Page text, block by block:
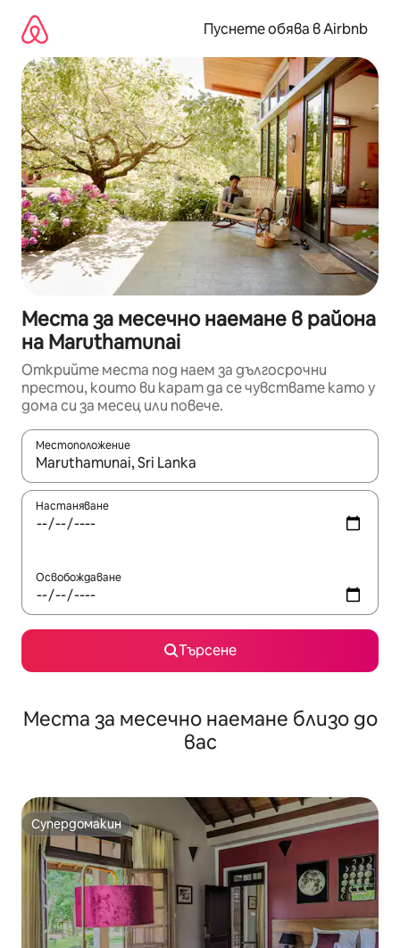
съдържанието
Пуснете обява в Airbnb
Места за месечно наемане в района
на Maruthamunai
Открийте места под наем за дългосрочни
престои, които ви карат да се чувствате като у
дома си за месец или повече.
Местоположение
Когато резултатите се покажат, използвайте
Настаняване
Освобождаване
Търсене
Места за месечно наемане близо до
вас
Супердомакин
Супердомакин